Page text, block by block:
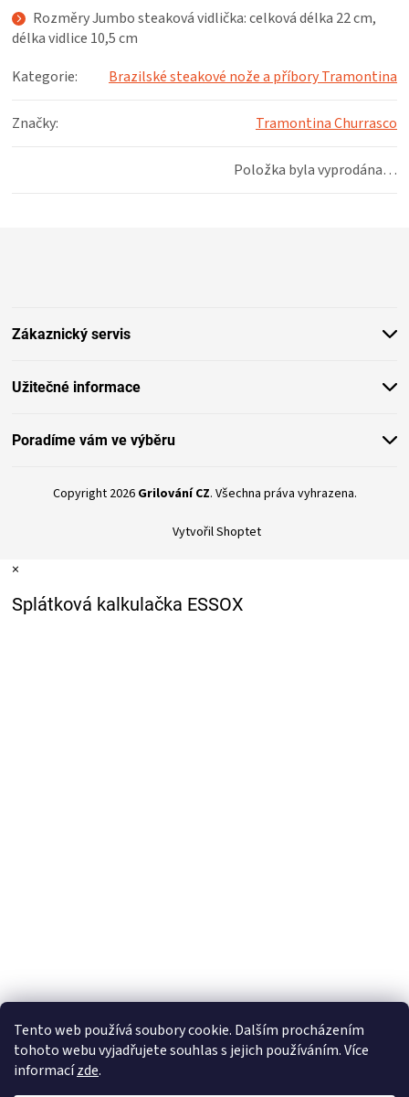
Tento web používá soubory cookie. Dalším procházením
tohoto webu vyjadřujete souhlas s jejich používáním. Více
informacízde.
POUKAZY
ZNAČKY
MĚNA
Rozměry Jumbo steaková vidlička: celková délka 22 cm,
délka vidlice 10,5 cm
Kategorie: Brazilské steakové nože a příbory Tramontina
Značky: Tramontina Churrasco
Položka byla vyprodána…
Zákaznický servis
Užitečné informace
Poradíme vám ve výběru
Vytvořil Shoptet
Copyright 2026 Grilování CZ. Všechna práva vyhrazena.
×
Splátková kalkulačka ESSOX